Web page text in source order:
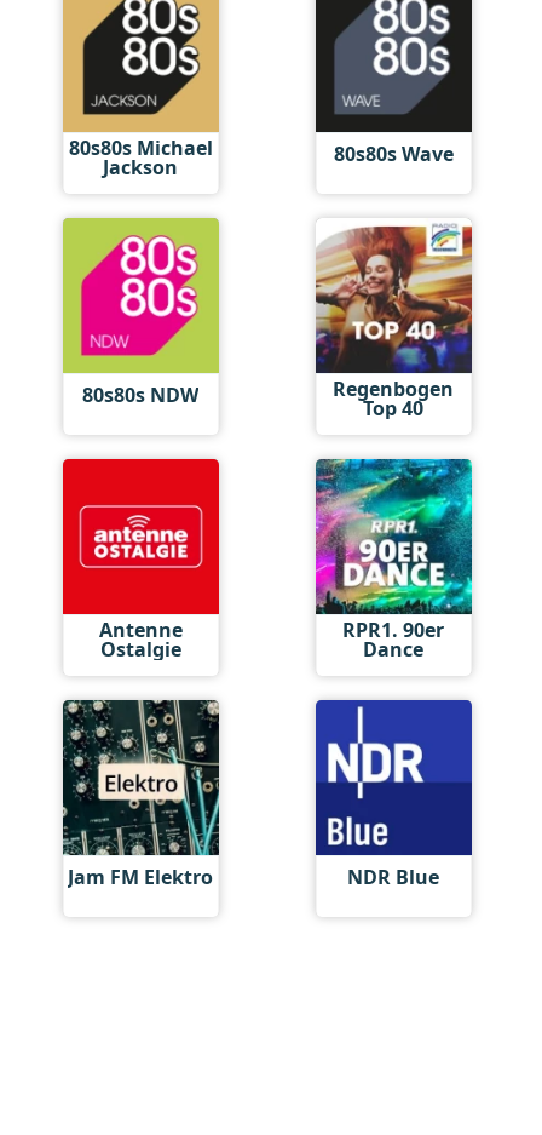
80s80s Michael
Jackson 80s80s Wave
80s80s NDW Regenbogen
Top 40
Antenne
Ostalgie
RPR1. 90er
Dance
Jam FM Elektro NDR Blue